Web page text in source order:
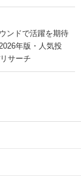
ンドで活躍を期待
年版・人気投
サーチ